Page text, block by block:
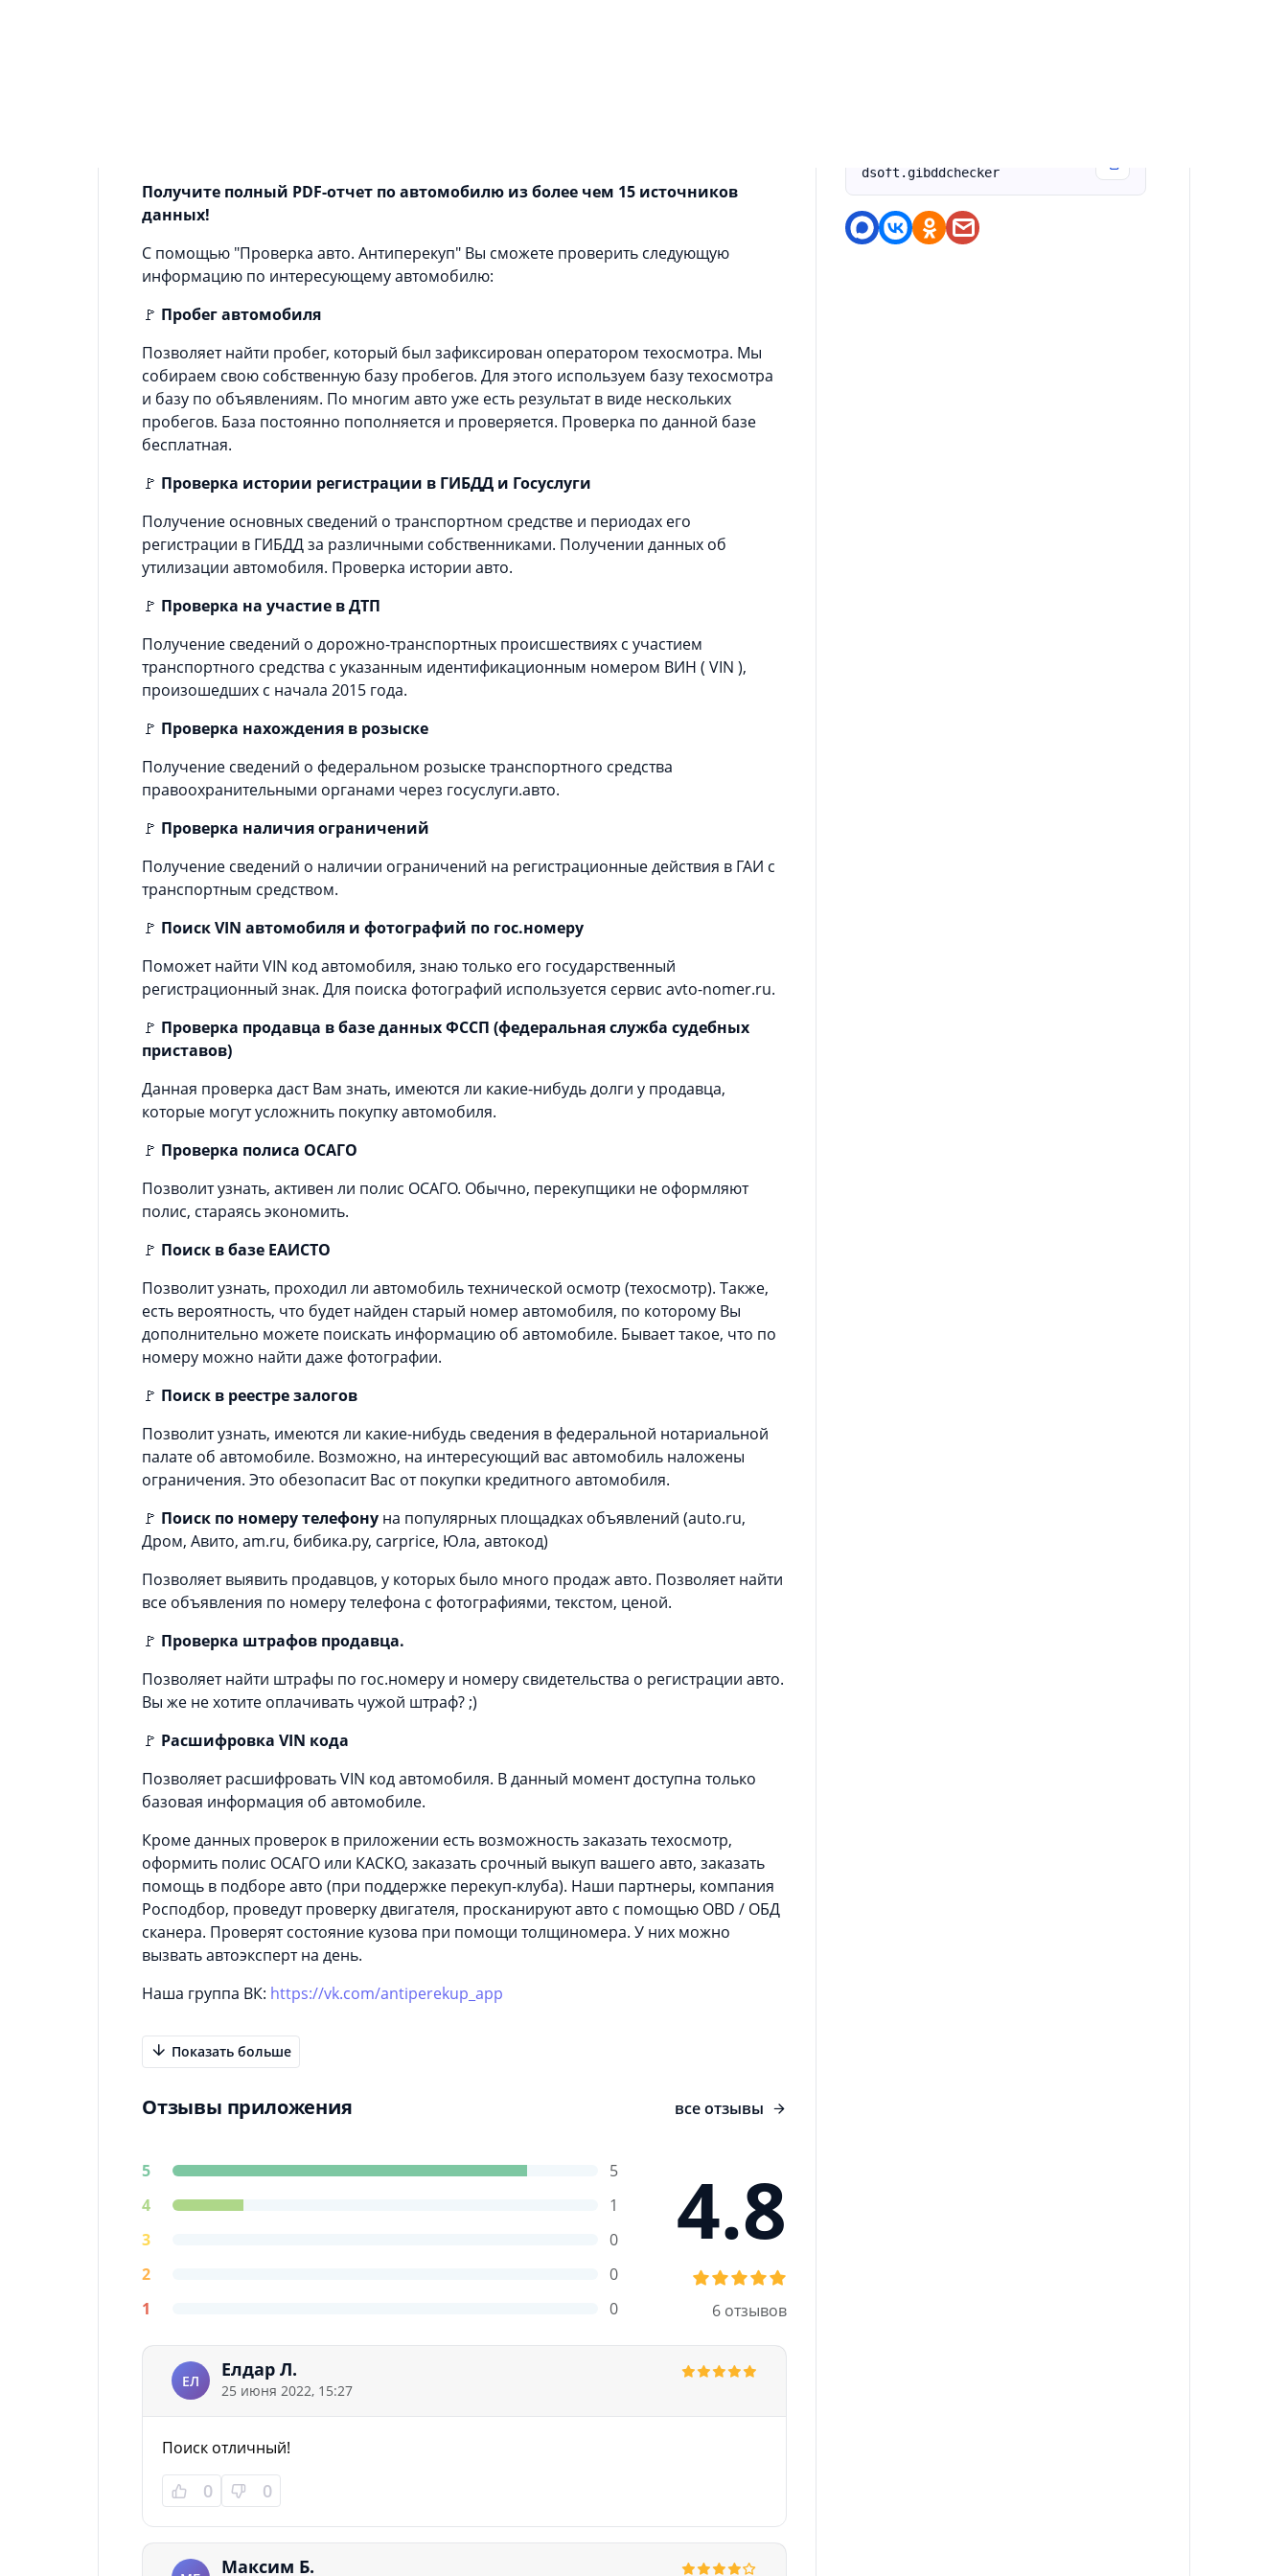
Получите полный PDF-отчет по автомобилю из более чем 15 источников
данных!
С помощью "Проверка авто. Антиперекуп" Вы сможете проверить следующую
информацию по интересующему автомобилю:
🚩 Пробег автомобиля
Позволяет найти пробег, который был зафиксирован оператором техосмотра. Мы
собираем свою собственную базу пробегов. Для этого используем базу техосмотра
и базу по объявлениям. По многим авто уже есть результат в виде нескольких
пробегов. База постоянно пополняется и проверяется. Проверка по данной базе
бесплатная.
🚩 Проверка истории регистрации в ГИБДД и Госуслуги
Получение основных сведений о транспортном средстве и периодах его
регистрации в ГИБДД за различными собственниками. Получении данных об
утилизации автомобиля. Проверка истории авто.
🚩 Проверка на участие в ДТП
Получение сведений о дорожно-транспортных происшествиях с участием
транспортного средства с указанным идентификационным номером ВИН ( VIN ),
произошедших с начала 2015 года.
🚩 Проверка нахождения в розыске
Получение сведений о федеральном розыске транспортного средства
правоохранительными органами через госуслуги.авто.
🚩 Проверка наличия ограничений
Получение сведений о наличии ограничений на регистрационные действия в ГАИ с
транспортным средством.
🚩 Поиск VIN автомобиля и фотографий по гос.номеру
Поможет найти VIN код автомобиля, знаю только его государственный
регистрационный знак. Для поиска фотографий используется сервис avto-nomer.ru.
🚩 Проверка продавца в базе данных ФССП (федеральная служба судебных
приставов)
Данная проверка даст Вам знать, имеются ли какие-нибудь долги у продавца,
которые могут усложнить покупку автомобиля.
🚩 Проверка полиса ОСАГО
Позволит узнать, активен ли полис ОСАГО. Обычно, перекупщики не оформляют
полис, стараясь экономить.
🚩 Поиск в базе ЕАИСТО
Позволит узнать, проходил ли автомобиль технической осмотр (техосмотр). Также,
есть вероятность, что будет найден старый номер автомобиля, по которому Вы
дополнительно можете поискать информацию об автомобиле. Бывает такое, что по
номеру можно найти даже фотографии.
🚩 Поиск в реестре залогов
Позволит узнать, имеются ли какие-нибудь сведения в федеральной нотариальной
палате об автомобиле. Возможно, на интересующий вас автомобиль наложены
ограничения. Это обезопасит Вас от покупки кредитного автомобиля.
🚩 Поиск по номеру телефону на популярных площадках объявлений (auto.ru,
Дром, Авито, am.ru, бибика.ру, carprice, Юла, автокод)
Позволяет выявить продавцов, у которых было много продаж авто. Позволяет найти
все объявления по номеру телефона с фотографиями, текстом, ценой.
🚩 Проверка штрафов продавца.
Позволяет найти штрафы по гос.номеру и номеру свидетельства о регистрации авто.
Вы же не хотите оплачивать чужой штраф? ;)
🚩 Расшифровка VIN кода
Позволяет расшифровать VIN код автомобиля. В данный момент доступна только
базовая информация об автомобиле.
Кроме данных проверок в приложении есть возможность заказать техосмотр,
оформить полис ОСАГО или КАСКО, заказать срочный выкуп вашего авто, заказать
помощь в подборе авто (при поддержке перекуп-клуба). Наши партнеры, компания
Росподбор, проведут проверку двигателя, просканируют авто с помощью OBD / ОБД
сканера. Проверят состояние кузова при помощи толщиномера. У них можно
вызвать автоэксперт на день.
Наша группа ВК: https://vk.com/antiperekup_app
Показать больше
Отзывы приложения все отзывы
5
5
4
1
3
0
2
0
1
0
4.8
6 отзывов
ЕЛ
Елдар Л.
25 июня 2022, 15:27
Поиск отличный!
0 0
Максим Б.
dsoft.gibddchecker